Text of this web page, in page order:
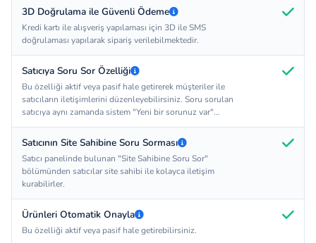
siparişi değerlendirdiğinde ürüne GET onayı vermiş
sayılır. Müşteriye ilgili mail 3 gün süre ile her gün
otomatik olarak gönderilir. Müşteri maile tıklayarak
siparişi değerlendirmezse, 4. Gün otomatik Get onayı
verildiğine dair mail gönderilir. Bu süre içerisinde sipariş
tutarı blokede tutulur ve site sahibinin talimatı ile tahsilat
kurumu tarafından site sahibi ve satıcı hesaplarına
ödemesi yapılır.
3D Doğrulama ile Güvenli Ödeme
Kredi kartı ile alışveriş yapılaması için 3D ile SMS
doğrulaması yapılarak sipariş verilebilmektedir.
Satıcıya Soru Sor Özelliği
Bu özelliği aktif veya pasif hale getirerek müşteriler ile
satıcıların iletişimlerini düzenleyebilirsiniz. Soru sorulan
satıcıya aynı zamanda sistem "Yeni bir sorunuz var"
içerikli bir mail ile bilgilendirme yapmaktadır.
Satıcının Site Sahibine Soru Sorması
Satıcı panelinde bulunan "Site Sahibine Soru Sor"
bölümünden satıcılar site sahibi ile kolayca iletişim
kurabilirler.
Ürünleri Otomatik Onayla
Bu özelliği aktif veya pasif hale getirebilirsiniz.